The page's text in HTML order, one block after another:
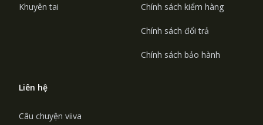
Khuyên tai Chính sách kiểm hàng
Chính sách đổi trả
Chính sách bảo hành
Liên hệ
Câu chuyện viiva